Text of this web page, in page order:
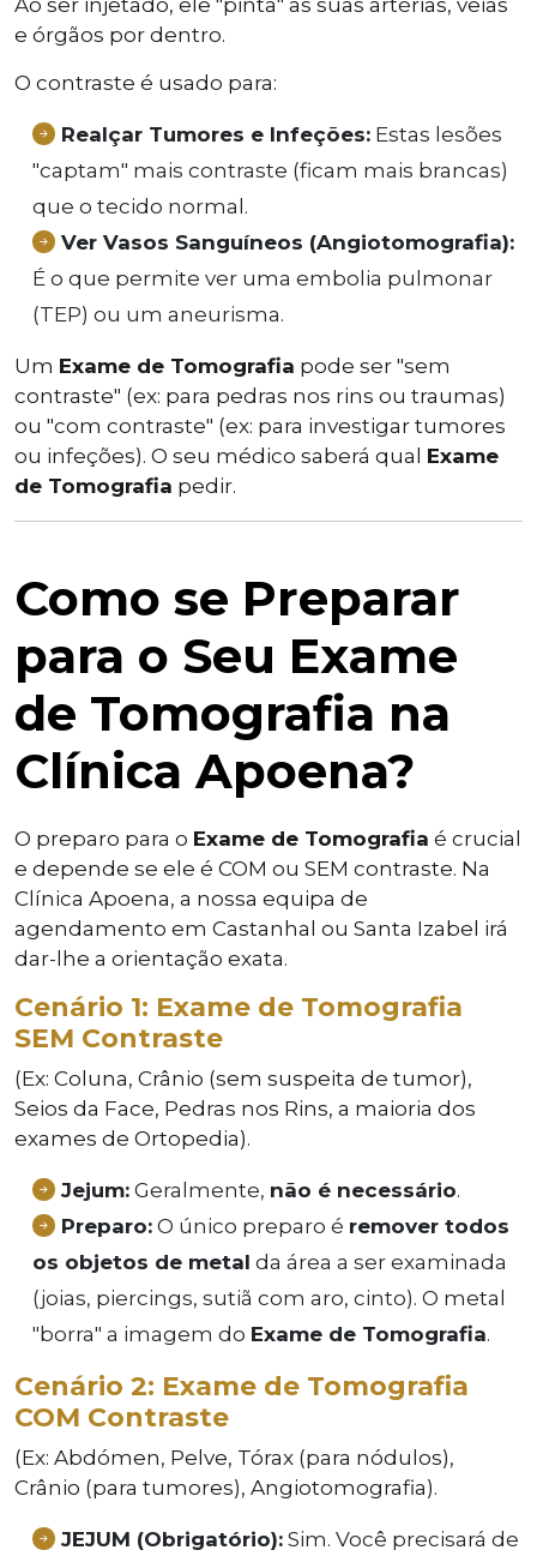
Ao ser injetado, ele "pinta" as suas artérias, veias
e órgãos por dentro.
O contraste é usado para:
Realçar Tumores e Infeções: Estas lesões
"captam" mais contraste (ficam mais brancas)
que o tecido normal.
Ver Vasos Sanguíneos (Angiotomografia):
É o que permite ver uma embolia pulmonar
(TEP) ou um aneurisma.
Um Exame de Tomografia pode ser "sem
contraste" (ex: para pedras nos rins ou traumas)
ou "com contraste" (ex: para investigar tumores
ou infeções). O seu médico saberá qual Exame
de Tomografia pedir.
Como se Preparar
para o Seu Exame
de Tomografia na
Clínica Apoena?
O preparo para o Exame de Tomografia é crucial
e depende se ele é COM ou SEM contraste. Na
Clínica Apoena, a nossa equipa de
agendamento em Castanhal ou Santa Izabel irá
dar-lhe a orientação exata.
Cenário 1: Exame de Tomografia
SEM Contraste
(Ex: Coluna, Crânio (sem suspeita de tumor),
Seios da Face, Pedras nos Rins, a maioria dos
exames de Ortopedia).
Jejum: Geralmente, não é necessário.
Preparo: O único preparo é remover todos
os objetos de metal da área a ser examinada
(joias, piercings, sutiã com aro, cinto). O metal
"borra" a imagem do Exame de Tomografia.
Cenário 2: Exame de Tomografia
COM Contraste
(Ex: Abdómen, Pelve, Tórax (para nódulos),
Crânio (para tumores), Angiotomografia).
JEJUM (Obrigatório): Sim. Você precisará de